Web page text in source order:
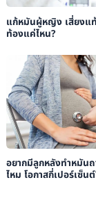
แก้หมันผู้หญิง เสี่ยงแท้
ท้องแค่ไหน?
อยากมีลูกหลังทำหมันถ
ไหม โอกาสกี่เปอร์เซ็น